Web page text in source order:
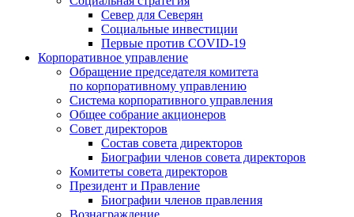
Север для Северян
Социальные инвестиции
Первые против COVID‑19
Корпоративное управление
Обращение председателя комитета
по корпоративному управлению
Система корпоративного управления
Общее собрание акционеров
Совет директоров
Состав совета директоров
Биографии членов совета директоров
Комитеты совета директоров
Президент и Правление
Биографии членов правления
Вознаграждение